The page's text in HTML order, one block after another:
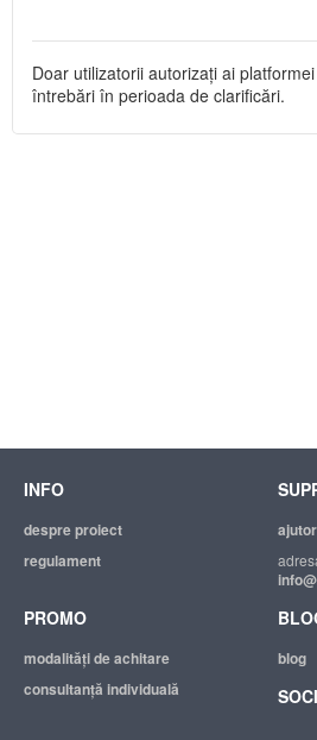
Doar utilizatorii autorizați ai
întrebări în perioada de clarificări.
INFO
despre proiect
regulament
ajutor
PROMO
modalităţi de achitare
consultanță individuală
blog